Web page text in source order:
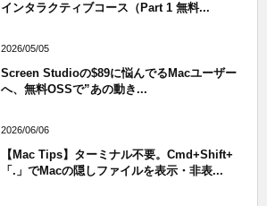
インタラクティブコース（Part 1 無料...
2026/05/05
Screen Studioの$89に悩んでるMacユーザー
へ、無料OSSで”あの動き...
2026/06/06
【Mac Tips】ターミナル不要。Cmd+Shift+
「.」でMacの隠しファイルを表示・非表...